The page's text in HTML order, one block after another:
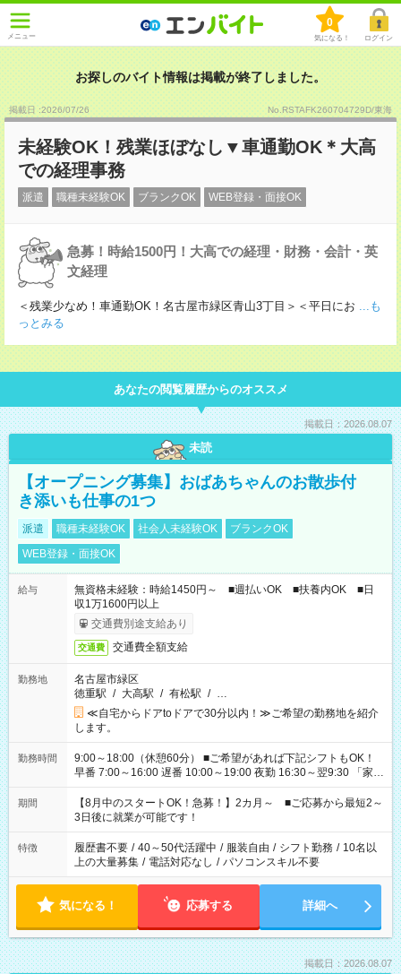
メニュー
0
気になる！ ログイン
お探しのバイト情報は掲載が終了しました。
掲載日 :2026/07/26 No.RSTAFK260704729D/東海
未経験OK！残業ほぼなし▼車通勤OK＊大高
での経理事務
派遣 職種未経験OK ブランクOK WEB登録・面接OK
急募！時給1500円！大高での経理・財務・会計・英
文経理
＜残業少なめ！車通勤OK！名古屋市緑区青山3丁目＞＜平日にお ...も
っとみる
あなたの閲覧履歴からのオススメ
掲載日：2026.08.07
未読
【オープニング募集】おばあちゃんのお散歩付
き添いも仕事の1つ
派遣 職種未経験OK 社会人未経験OK
ブランクOK
WEB登録・面接OK
給与
無資格未経験：時給1450円～ ■週払いOK ■扶養内OK ■日
収1万1600円以上
交通費別途支給あり
交通費 交通費全額支給
勤務地
名古屋市緑区
徳重駅 / 大高駅 / 有松駅 / …
≪自宅からドアtoドアで30分以内！≫ご希望の勤務地を紹介
します。
勤務時間
9:00～18:00（休憩60分） ■ご希望があれば下記シフトもOK！
早番 7:00～16:00 遅番 10:00～19:00 夜勤 16:30～翌9:30 「家族
と休みを合わせたい」 「余裕を持って夕飯の準備がしたい」
「できれば残業はしたくない」 など、ご希望を教えてください
ね。 ※Wワーク希望の方へ 今ご覧のお仕事で希望する勤務時間
と、もう1つのお仕事の勤務時間。 合計で週40時間を超える場
合は応募できません。
期間
【8月中のスタートOK！急募！】2カ月～ ■ご応募から最短2～
3日後に就業が可能です！
特徴 履歴書不要 / 40～50代活躍中 / 服装自由 / シフト勤務 / 10名以
上の大量募集 / 電話対応なし / パソコンスキル不要
気になる！ 応募する 詳細へ
掲載日：2026.08.07